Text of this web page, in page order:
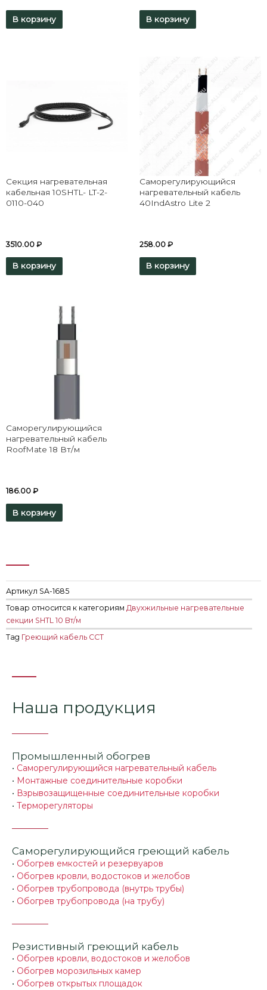
В корзину В корзину
Секция нагревательная
кабельная 10SHTL- LT-2-
0110-040
3510.00 ₽
В корзину
Саморегулирующийся
нагревательный кабель
40IndAstro Lite 2
258.00 ₽
В корзину
Саморегулирующийся
нагревательный кабель
RoofMate 18 Вт/м
186.00 ₽
В корзину
Артикул SA-1685
Товар относится к категориям Двухжильные нагревательные
секции SHTL 10 Вт/м
Tag Греющий кабель ССТ
Наша продукция
Промышленный обогрев
• Саморегулирующийся нагревательный кабель
• Монтажные соединительные коробки
• Взрывозащищенные соединительные коробки
• Терморегуляторы
Саморегулирующийся греющий кабель
• Обогрев емкостей и резервуаров
• Обогрев кровли, водостоков и желобов
• Обогрев трубопровода (внутрь трубы)
• Обогрев трубопровода (на трубу)
Резистивный греющий кабель
• Обогрев кровли, водостоков и желобов
• Обогрев морозильных камер
• Обогрев открытых площадок